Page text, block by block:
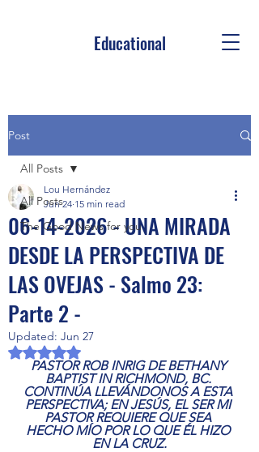
Educational
Post
All Posts
The Good News for you
All Posts
06-14-2026 - UNA MIRADA
DESDE LA PERSPECTIVA DE
LAS OVEJAS - Salmo 23:
Parte 2 -
Lou Hernández
Jun 24 15 min read
Updated: Jun 27
Rated NaN out of 5 stars.
PASTOR ROB INRIG DE BETHANY
BAPTIST IN RICHMOND, BC.
CONTINÚA LLEVÁNDONOS A ESTA
PERSPECTIVA; EN JESÚS, EL SER MI
PASTOR REQUIERE QUE SEA
HECHO MÍO POR LO QUE ÉL HIZO
EN LA CRUZ.